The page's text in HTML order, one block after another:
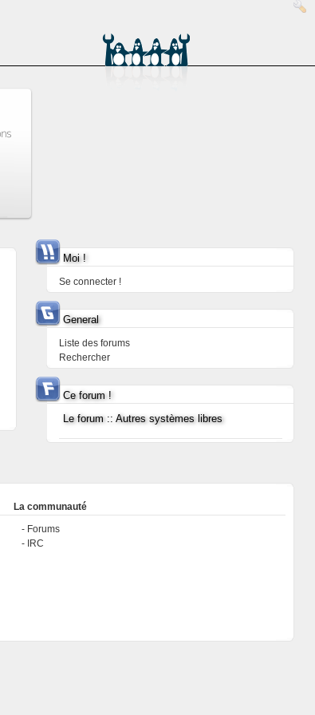
Moi !
Se connecter !
General
Liste des forums
Rechercher
Ce forum !
Le forum :: Autres systèmes libres
La communauté
Forums
IRC